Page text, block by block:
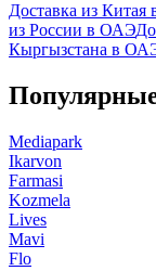
Доставка из
из России в ОАЭ
Кыргызстана в
Mediapark
Ikarvon
Farmasi
Kozmela
Lives
Mavi
Flo